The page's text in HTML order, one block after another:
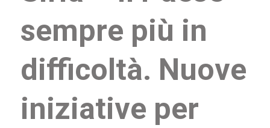
sempre più in
difficoltà. Nuove
iniziative per